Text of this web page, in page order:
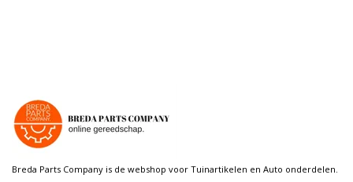
Breda Parts Company is de webshop voor Tuinartikelen en Auto onderdelen.